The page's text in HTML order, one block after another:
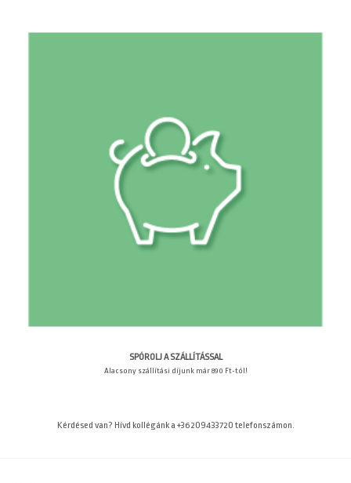
SPÓROLJ A SZÁLLÍTÁSSAL
Alacsony szállítási díjunk már 890 Ft-tól!
Kérdésed van? Hívd kollégánk a +36209433720 telefonszámon.